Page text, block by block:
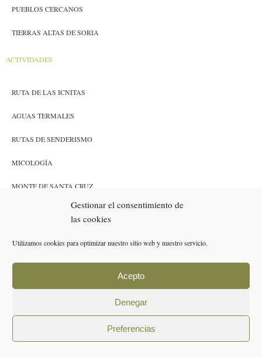
Gestionar el consentimiento de
las cookies
Utilizamos cookies para optimizar nuestro sitio web y nuestro servicio.
Acepto
Denegar
Preferencias
PUEBLOS CERCANOS
TIERRAS ALTAS DE SORIA
ACTIVIDADES
RUTA DE LAS ICNITAS
AGUAS TERMALES
RUTAS DE SENDERISMO
MICOLOGÍA
MONTE DE SANTA CRUZ
POLÍTICA DE COOKIES (UE)
AVISO LEGAL
POLÍTICA DE PRIVACIDAD